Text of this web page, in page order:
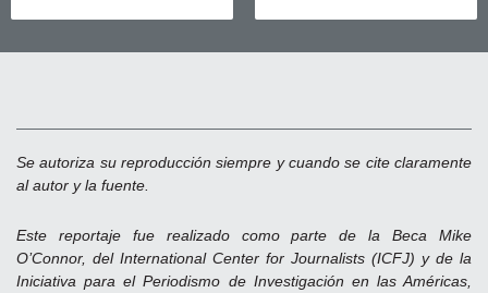
Se autoriza su reproducción siempre y cuando se cite claramente
al autor y la fuente.
Este reportaje fue realizado como parte de la Beca Mike
O’Connor, del International Center for Journalists (ICFJ) y de la
Iniciativa para el Periodismo de Investigación en las Américas,